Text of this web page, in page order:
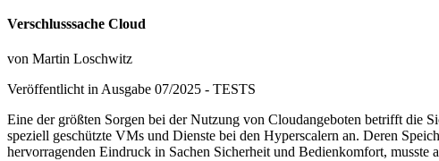
Verschlusssache Cloud
von Martin Loschwitz
Veröffentlicht in Ausgabe 07/2025 - TESTS
Eine der größten Sorgen bei der Nutzung von Cloudangeboten betrifft die
speziell geschützte VMs und Dienste bei den Hyperscalern an. Deren
hervorragenden Eindruck in Sachen Sicherheit und Bedienkomfort, musste